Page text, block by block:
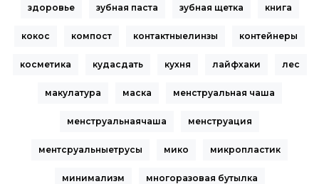
здоровье зубная паста зубная щетка книга
кокос компост контактныелинзы контейнеры
косметика кудасдать кухня лайфхаки лес
макулатура маска менструальная чаша
менструальнаячаша менструация
ментсруальныетрусы мико микропластик
минимализм многоразовая бутылка